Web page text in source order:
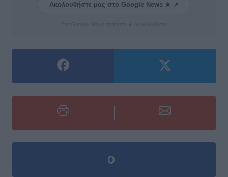
Ακολουθήστε μας στο Google News ★ ↗
0